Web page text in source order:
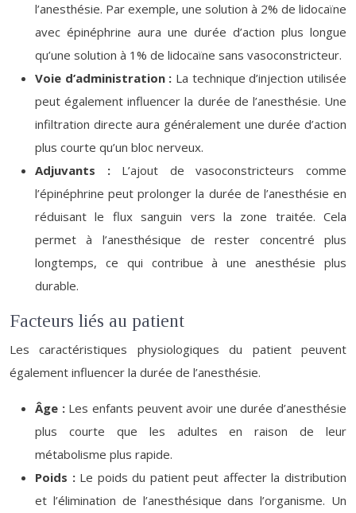
l’anesthésie. Par exemple, une solution à 2% de lidocaïne
avec épinéphrine aura une durée d’action plus longue
qu’une solution à 1% de lidocaïne sans vasoconstricteur.
Voie d’administration : La technique d’injection utilisée
peut également influencer la durée de l’anesthésie. Une
infiltration directe aura généralement une durée d’action
plus courte qu’un bloc nerveux.
Adjuvants : L’ajout de vasoconstricteurs comme
l’épinéphrine peut prolonger la durée de l’anesthésie en
réduisant le flux sanguin vers la zone traitée. Cela
permet à l’anesthésique de rester concentré plus
longtemps, ce qui contribue à une anesthésie plus
durable.
Facteurs liés au patient
Les caractéristiques physiologiques du patient peuvent
également influencer la durée de l’anesthésie.
Âge : Les enfants peuvent avoir une durée d’anesthésie
plus courte que les adultes en raison de leur
métabolisme plus rapide.
Poids : Le poids du patient peut affecter la distribution
et l’élimination de l’anesthésique dans l’organisme. Un